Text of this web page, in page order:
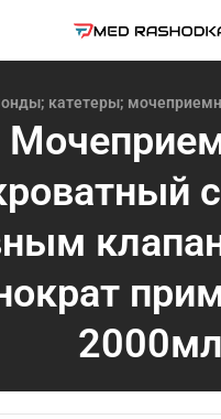
катетеры;
2000мл